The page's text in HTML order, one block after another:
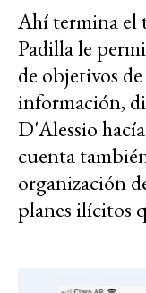
Ahí termina el
Padilla le
de objetivos
información,
D'Alessio
cuenta
organización
planes ilícitos